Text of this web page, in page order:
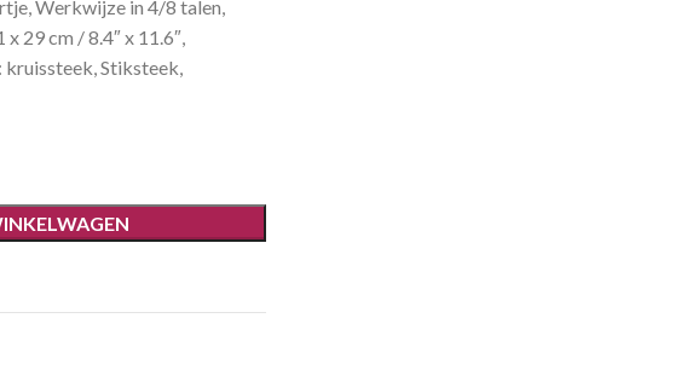
Werkwijze in 4/8 talen,
29 cm / 8.4″ x 11.6″,
kruissteek, Stiksteek,